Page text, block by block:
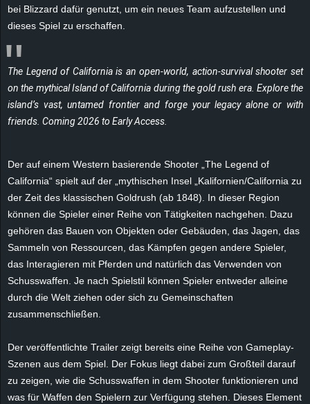
bei Blizzard dafür genutzt, um ein neues Team aufzustellen und
dieses Spiel zu erschaffen.
The Legend of California is an open-world, action-survival shooter set
on the mythical Island of California during the gold rush era. Explore the
island’s vast, untamed frontier and forge your legacy alone or with
friends. Coming 2026 to Early Access.
Der auf einem Western basierende Shooter „The Legend of
California“ spielt auf der „mythischen Insel „Kalifornien/California zu
der Zeit des klassischen Goldrush (ab 1848). In dieser Region
können die Spieler einer Reihe von Tätigkeiten nachgehen. Dazu
gehören das Bauen von Objekten oder Gebäuden, das Jagen, das
Sammeln von Ressourcen, das Kämpfen gegen andere Spieler,
das Interagieren mit Pferden und natürlich das Verwenden von
Schusswaffen. Je nach Spielstil können Spieler entweder alleine
durch die Welt ziehen oder sich zu Gemeinschaften
zusammenschließen.
Der veröffentlichte Trailer zeigt bereits eine Reihe von Gameplay-
Szenen aus dem Spiel. Der Fokus liegt dabei zum Großteil darauf
zu zeigen, wie die Schusswaffen in dem Shooter funktionieren und
was für Waffen den Spielern zur Verfügung stehen. Dieses Element